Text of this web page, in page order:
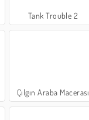
Tank Trouble 2
Çılgın Araba Macerası